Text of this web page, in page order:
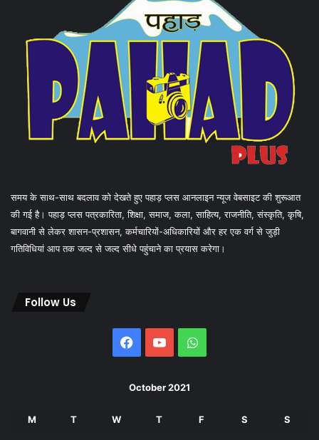
समय के साथ-साथ बदलाव को देखते हुए पहाड़ प्लस आनलाइन न्यूज वेबसाइट की शुरूआत
की गई है। पहाड़ प्लस पत्रकारिता, शिक्षा, समाज, कला, साहित्य, राजनीति, संस्कृति, कृषि,
बागवानी से लेकर शासन-प्रशासन, कर्मचारियों-अधिकारियों और हर एक वर्ग से जुड़ी
गतिविधियां आप तक जल्द से जल्द सीधे पहुंचाने का प्रयास करेगा।
Follow Us
FacebookYouTubeWhatsApp
October 2021
M T W T F S S